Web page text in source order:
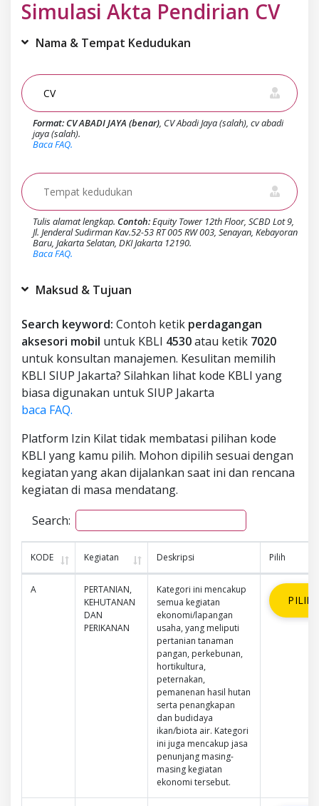
Simulasi Akta Pendirian CV
Nama & Tempat Kedudukan
Format:CV ABADI JAYA (benar), CV Abadi Jaya (salah), cv abadi
jaya (salah).
Baca FAQ.
Tulis alamat lengkap. Contoh:Equity Tower 12th Floor, SCBD Lot 9,
Jl. Jenderal Sudirman Kav.52-53 RT 005 RW 003, Senayan, Kebayoran
Baru, Jakarta Selatan, DKI Jakarta 12190.
Baca FAQ.
Maksud & Tujuan
Search keyword: Contoh ketik perdagangan
aksesori mobil untuk KBLI 4530atau ketik 7020
untuk konsultan manajemen. Kesulitan memilih
KBLI SIUP Jakarta? Silahkan lihat kode KBLI yang
biasa digunakan untuk SIUP Jakarta
baca FAQ.
Platform Izin Kilat tidak membatasi pilihan kode
KBLI yang kamu pilih. Mohon dipilih sesuai dengan
kegiatan yang akan dijalankan saat ini dan rencana
kegiatan di masa mendatang.
Search:
KODE Kegiatan Deskripsi Pilih
A
PERTANIAN,
KEHUTANAN
DAN
PERIKANAN
Kategori ini mencakup
semua kegiatan
ekonomi/lapangan
usaha, yang meliputi
pertanian tanaman
pangan, perkebunan,
hortikultura,
peternakan,
pemanenan hasil hutan
serta penangkapan
dan budidaya
ikan/biota air. Kategori
ini juga mencakup jasa
penunjang masing-
masing kegiatan
ekonomi tersebut.
PILIH